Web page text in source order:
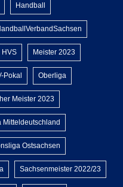
Handball
HVS Meister 2023
Pokal Oberliga
Meister 2023
Mitteldeutschland
Ostsachsen
Sachsenmeister 2022/23